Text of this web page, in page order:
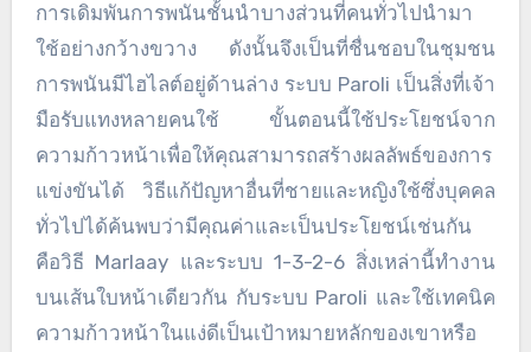
การเดิมพันการพนันชั้นนำบางส่วนที่คนทั่วไปนำมา
ใช้อย่างกว้างขวาง ดังนั้นจึงเป็นที่ชื่นชอบในชุมชน
การพนันมีไฮไลต์อยู่ด้านล่าง ระบบ Paroli เป็นสิ่งที่เจ้า
มือรับแทงหลายคนใช้ ขั้นตอนนี้ใช้ประโยชน์จาก
ความก้าวหน้าเพื่อให้คุณสามารถสร้างผลลัพธ์ของการ
แข่งขันได้ วิธีแก้ปัญหาอื่นที่ชายและหญิงใช้ซึ่งบุคคล
ทั่วไปได้ค้นพบว่ามีคุณค่าและเป็นประโยชน์เช่นกัน
คือวิธี Marlaay และระบบ 1-3-2-6 สิ่งเหล่านี้ทำงาน
บนเส้นใบหน้าเดียวกัน กับระบบ Paroli และใช้เทคนิค
ความก้าวหน้าในแง่ดีเป็นเป้าหมายหลักของเขาหรือ